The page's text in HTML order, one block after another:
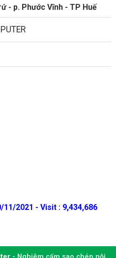
- p. Phước Vĩnh - TP Huế
11/2021 - Visit : 9,434,686